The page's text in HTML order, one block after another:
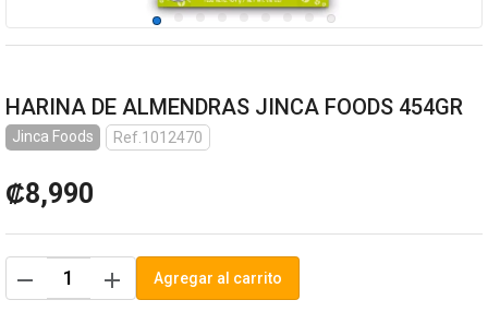
HARINA DE ALMENDRAS JINCA FOODS 454GR
Jinca Foods Ref.1012470
₡8,990
remove add Agregar al carrito